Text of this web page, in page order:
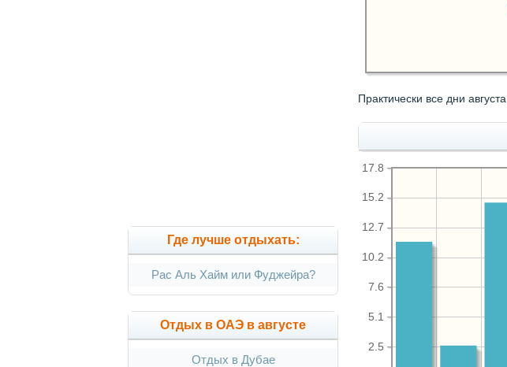
Практически все дни
2.5
5.1
7.6
10.2
12.7
15.2
17.8
Где лучше отдыхать:
Рас Аль Хайм или Фуджейра?
Отдых в ОАЭ в августе
Отдых в Дубае